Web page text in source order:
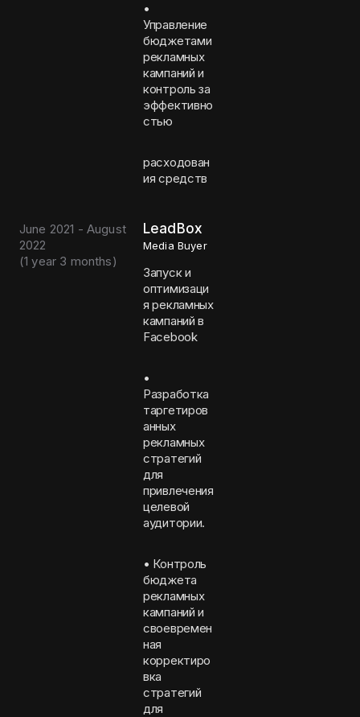
•
Управление
бюджетами
рекламных
кампаний и
контроль за
эффективно
стью
расходован
ия средств
June 2021 - August
2022
(1 year 3 months)
LeadBox
Media Buyer
Запуск и
оптимизаци
я рекламных
кампаний в
Facebook
•
Разработка
таргетиров
анных
рекламных
стратегий
для
привлечения
целевой
аудитории.
• Контроль
бюджета
рекламных
кампаний и
своевремен
ная
корректиро
вка
стратегий
для